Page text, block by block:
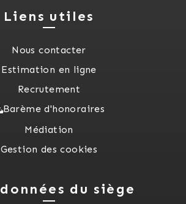
Liens utiles
Nous contacter
Estimation en ligne
Recrutement
Barème d'honoraires
Médiation
Gestion des cookies
du siège